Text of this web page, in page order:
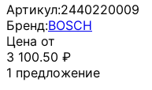
Артикул:2440220009
Бренд:BOSCH
Цена от
3 100.50 ₽
1 предложение